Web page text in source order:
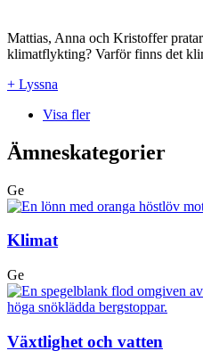
Mattias, Anna och Kristoffer
klimatflykting? Varför finns det
+ Lyssna
Visa fler
Ämneskategorier
Ge
Klimat
Ge
Växtlighet och vatten